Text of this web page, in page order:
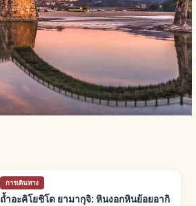
การเดินทาง
ถ้ำอะคิโยชิโด ยามากุจิ: หินงอกหินย้อยอากิ